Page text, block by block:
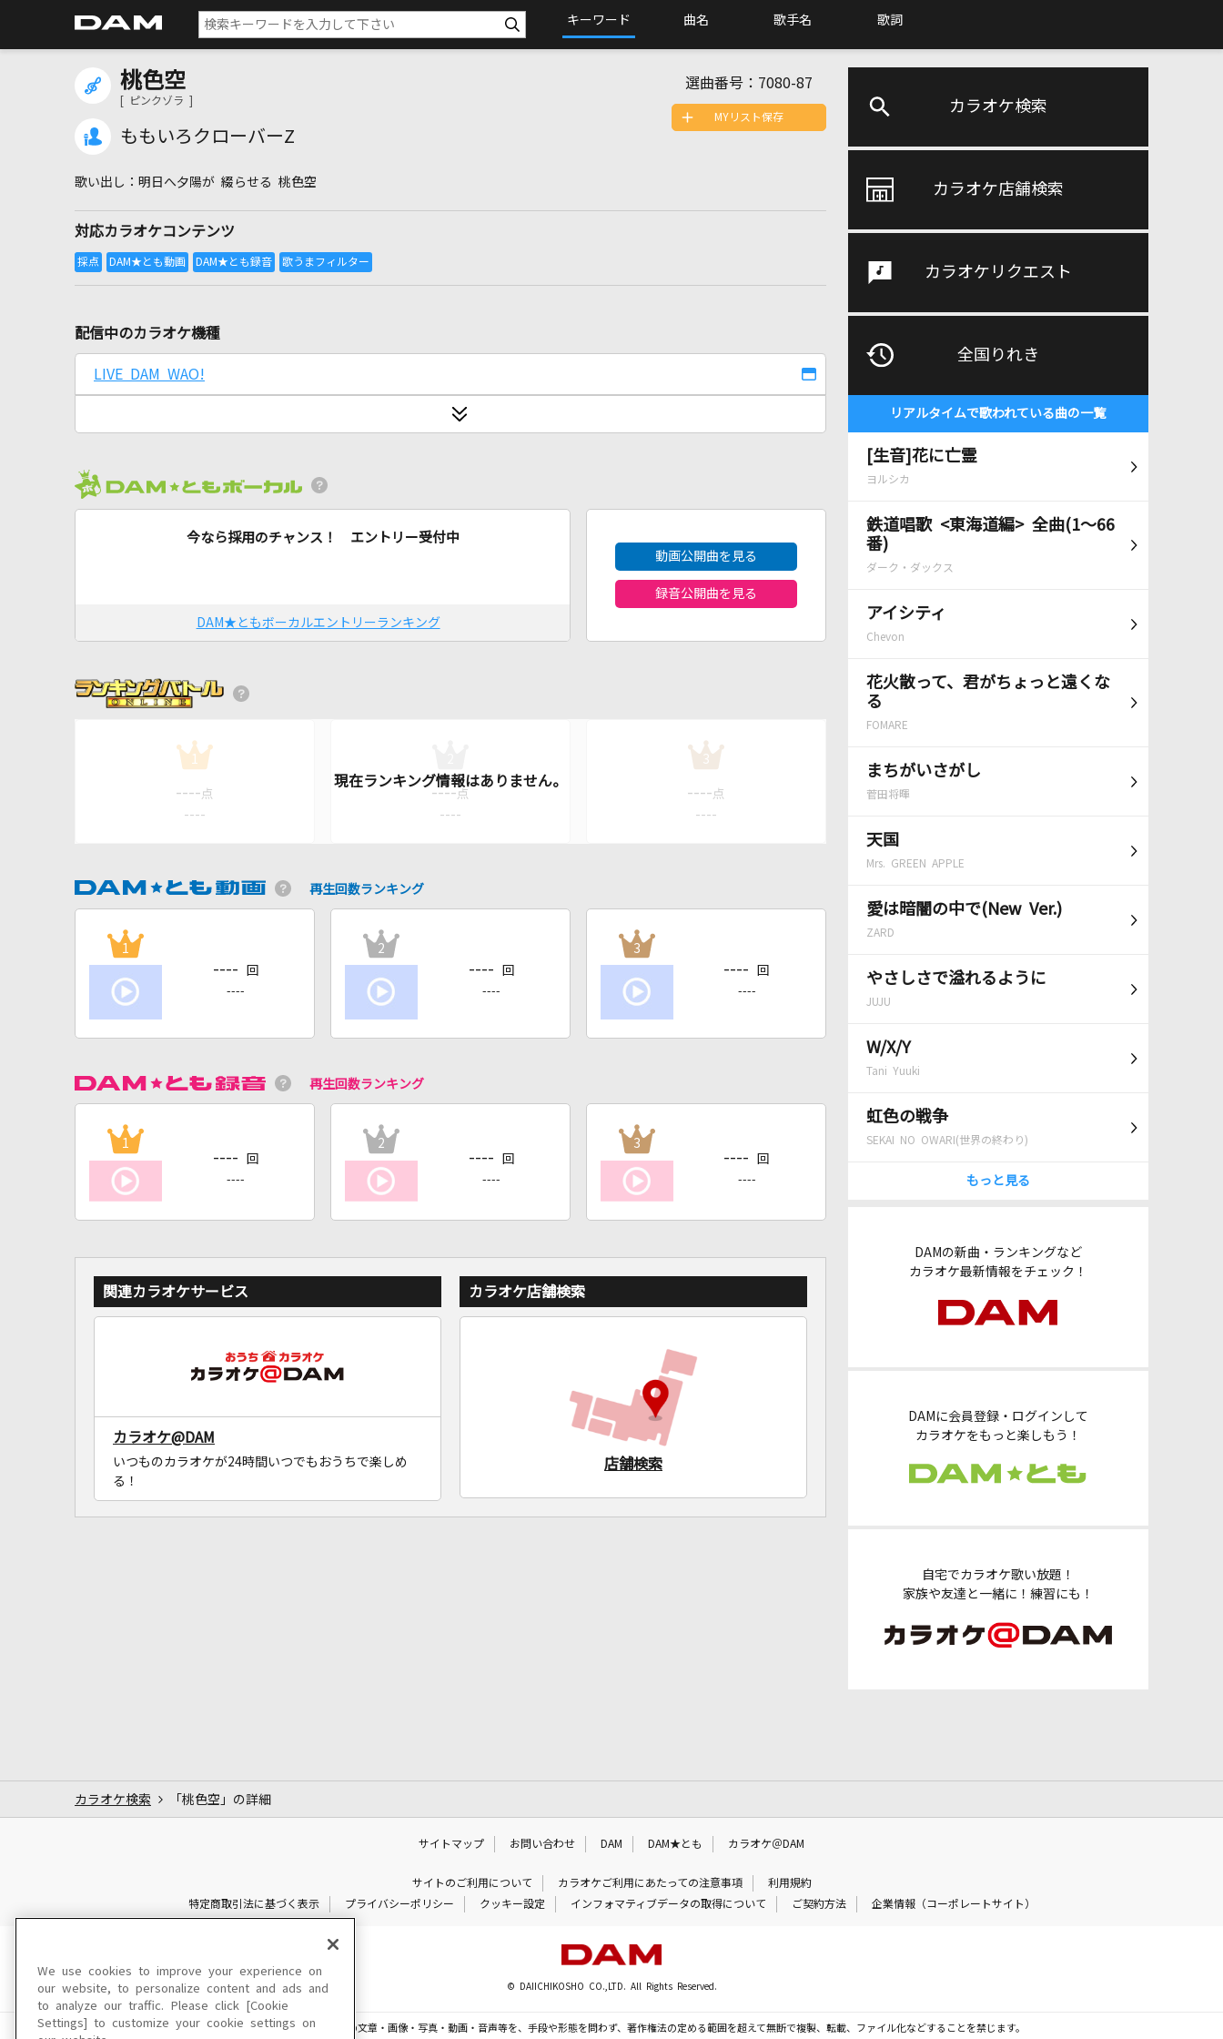
キーワード 曲名 歌手名 歌詞
カラオケ検索
カラオケ店舗検索
カラオケリクエスト
全国りれき
リアルタイムで歌われている曲の一覧
[生音]花に亡霊
ヨルシカ
鉄道唱歌 <東海道編> 全曲(1～66
番)
ダーク・ダックス
アイシティ
Chevon
花火散って、君がちょっと遠くな
る
FOMARE
まちがいさがし
菅田将暉
天国
Mrs. GREEN APPLE
愛は暗闇の中で(New Ver.)
ZARD
やさしさで溢れるように
JUJU
W/X/Y
Tani Yuuki
虹色の戦争
SEKAI NO OWARI(世界の終わり)
もっと見る
DAMの新曲・ランキングなど
カラオケ最新情報をチェック！
DAMに会員登録・ログインして
カラオケをもっと楽しもう！
自宅でカラオケ歌い放題！
家族や友達と一緒に！練習にも！
桃色空
[ ピンクゾラ ]
ももいろクローバーZ
選曲番号： 7080-87
明日へ夕陽が 綴らせる 桃色空
対応カラオケコンテンツ
MYリスト保存
配信中のカラオケ機種
LIVE DAM WAO!
今なら採用のチャンス！ エントリー受付中
DAM★ともボーカルエントリーランキング
動画公開曲を見る
録音公開曲を見る
1
---- 点
----
---- 点
----
3
---- 点
----
再生回数ランキング
1
---- 回
----
2
---- 回
----
3
---- 回
----
再生回数ランキング
1
---- 回
----
2
---- 回
----
3
---- 回
----
関連カラオケサービス
カラオケ@DAM
いつものカラオケが24時間いつでもおうちで楽しめ
る！
カラオケ店舗検索
店舗検索
カラオケ検索 「桃色空」の詳細
サイトマップ お問い合わせ DAM DAM★とも カラオケ＠DAM
サイトのご利用について カラオケご利用にあたっての注意事項
利用規約
特定商取引法に基づく表示
プライバシーポリシー クッキー設定 インフォマティブデータの取得について ご契約方法 企業情報（コーポレートサイト）
© DAIICHIKOSHO CO.,LTD. All Rights Reserved.
このサイトに掲載されている一切の文章・画像・写真・動画・音声等を、手段や形態を問わず、著作権法の定める範囲を超えて無断で複製、転載、ファイル化などすることを禁じます。
We use cookies to improve your experience on
our website, to personalize content and ads and
to analyze our traffic. Please click [Cookie
Settings] to customize your cookie settings on